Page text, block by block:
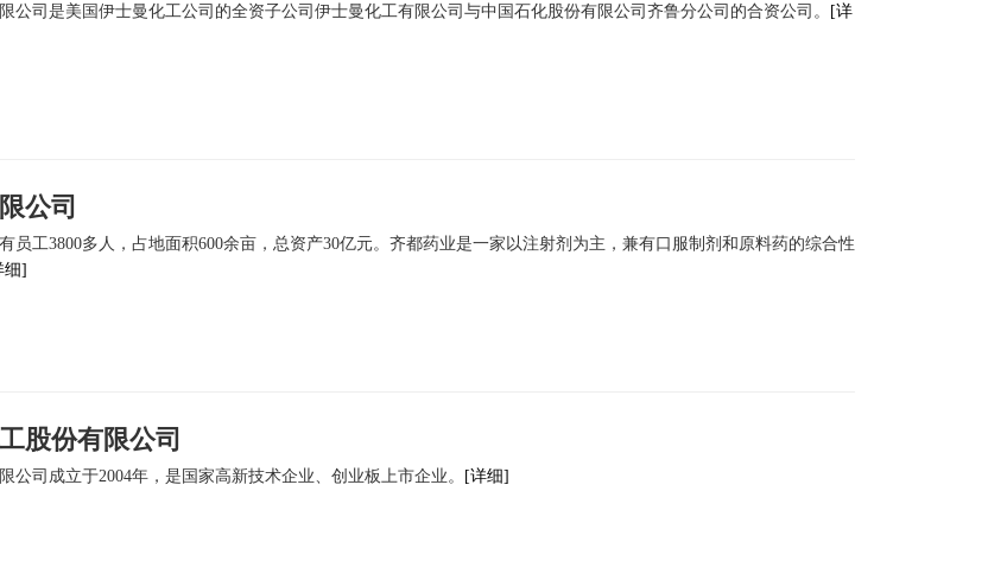
公司是美国伊士曼化工公司的全资子公司伊士曼化工有限公司与中国石化股份有限公司齐鲁分公司的合资公司。
[详
公司
员工3800多人，占地面积600余亩，总资产30亿元。齐都药业是一家以注射剂为主，兼有口服制剂和原料药的综合性
细]
股份有限公司
公司成立于2004年，是国家高新技术企业、创业板上市企业。 [详细]